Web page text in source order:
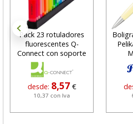
Pack 23 rotuladores
fluorescentes Q-
Connect con soporte
desde: 8,57 €
10,37 con Iva